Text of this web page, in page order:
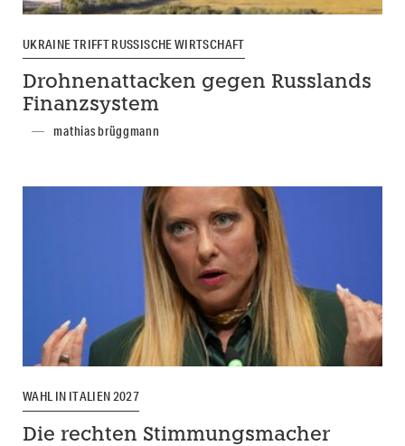
UKRAINE TRIFFT RUSSISCHE WIRTSCHAFT
Drohnenattacken gegen Russlands
Finanzsystem
mathias brüggmann
WAHL IN ITALIEN 2027
Die rechten Stimmungsmacher